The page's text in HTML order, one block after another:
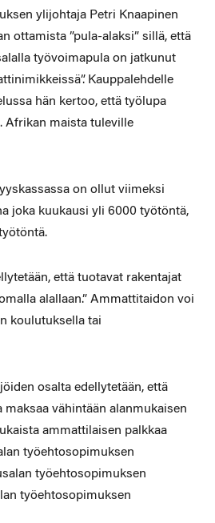
ylijohtaja Petri Knaapinen
ottamista ”pula-alaksi” sillä, että
työvoimapula on jatkunut
Kauppalehdelle
hän kertoo, että työlupa
Afrikan maista tuleville
on ollut viimeksi
joka kuukausi yli 6000 työtöntä,
että tuotavat rakentajat
alallaan.” Ammattitaidon voi
koulutuksella tai
osalta edellytetään, että
maksaa vähintään alanmukaisen
ammattilaisen palkkaa
työehtosopimuksen
työehtosopimuksen
työehtosopimuksen